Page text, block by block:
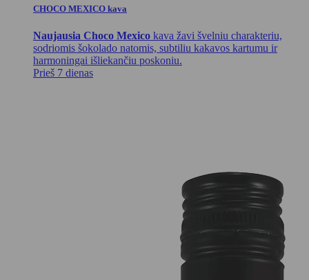
CHOCO MEXICO kava
Naujausia Choco Mexico kava žavi švelniu charakteriu,
sodriomis šokolado natomis, subtiliu kakavos kartumu ir
harmoningai išliekančiu poskoniu.
Prieš 7 dienas